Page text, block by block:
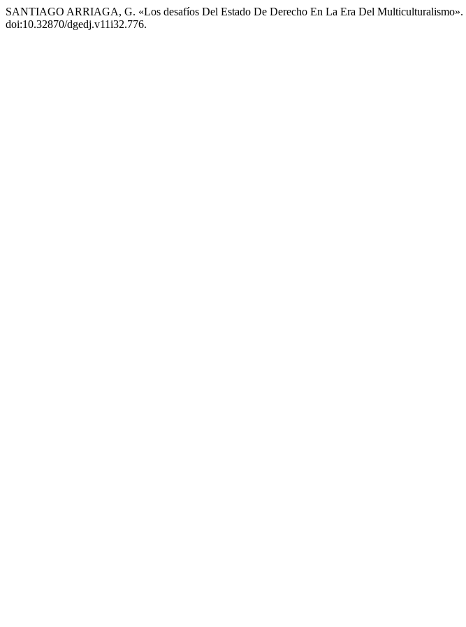
SANTIAGO ARRIAGA, G. «Los desafíos Del Estado De Derecho En La Era Del Multiculturalismo».
doi:10.32870/dgedj.v11i32.776.